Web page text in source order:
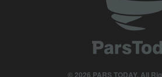
© 2026 PARS TODAY. All